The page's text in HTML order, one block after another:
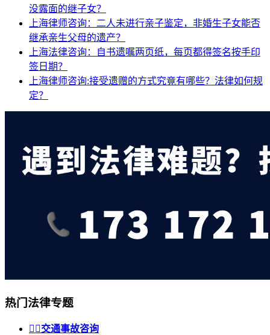
没露面的继子女？
上海律师咨询：二人未进行亲子鉴定，非婚生子女能否
继承亲生父母的遗产？
上海法律咨询：自书遗嘱两页纸，每页都得签名按手印
签日期？
上海律师咨询:接受遗赠的方式究竟有哪些？法律如何规
定？
热门法律专题
 交通事故咨询